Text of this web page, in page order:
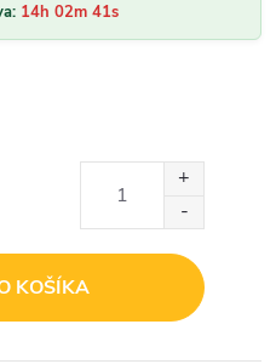
14h 02m 40s
KOŠÍKA